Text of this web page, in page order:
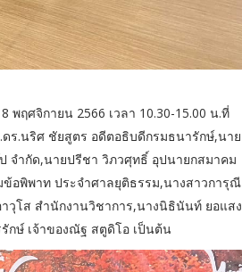
ฤศจิกายน 2566 เวลา 10.30-15.00 น.ที่
ร.นริศ ชัยสูตร อดีตอธิบดีกรมธนารักษ์,นาย
จำกัด,นายปรีชา วิภวศุทธิ์ อุปนายกสมาคม
ข้อพิพาท ประจำศาลยุติธรรม,นางสาวการุณี
วุโส สำนักงานวิชาการ,นางนิธินันท์ ยอแสง
กษ์ เจ้าของณัฐ สตูดิโอ เป็นต้น